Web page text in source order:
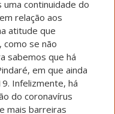
uma continuidade do
relação aos
atitude que
se não
sabemos que há
em que ainda
Infelizmente, há
do coronavírus
mais barreiras